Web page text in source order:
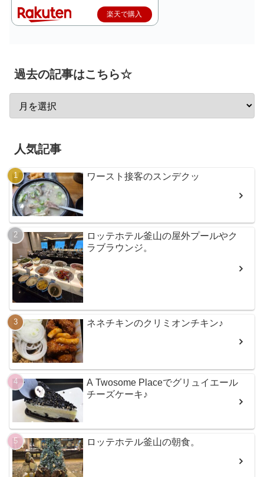
楽天で購入
過去の記事はこちら☆
人気記事
ワースト接客のスンデクッ
ロッテホテル釜山の屋外プールやク
ラブラウンジ。
ネネチキンのクリミオンチキン♪
A Twosome Placeでグリュイエール
チーズケーキ♪
ロッテホテル釜山の朝食。